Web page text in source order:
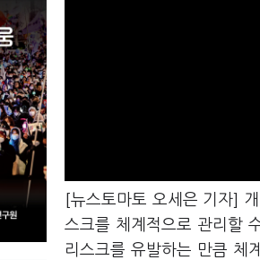
[뉴스토마토 오세은 기자]
스크를 체계적으로 관리할
리스크를 유발하는 만큼 체